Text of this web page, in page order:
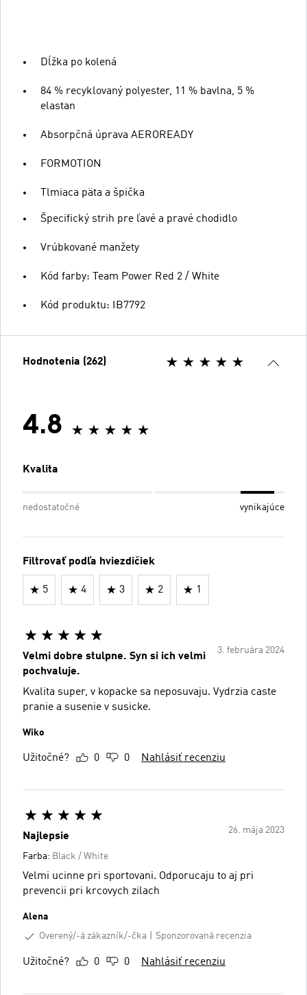
Dĺžka po kolená
84 % recyklovaný polyester, 11 % bavlna, 5 %
elastan
Absorpčná úprava AEROREADY
FORMOTION
Tlmiaca päta a špička
Špecifický strih pre ľavé a pravé chodidlo
Vrúbkované manžety
Kód farby: Team Power Red 2 / White
Kód produktu: IB7792
Hodnotenia (262)
4.8
Kvalita
nedostatočné vynikajúce
Filtrovať podľa hviezdičiek
5 4 3 2 1
3. februára 2024
Velmi dobre stulpne. Syn si ich velmi
pochvaluje.
Kvalita super, v kopacke sa neposuvaju. Vydrzia caste
pranie a susenie v susicke.
Wiko
Užitočné? 0 0 Nahlásiť recenziu
26. mája 2023
Najlepsie
Farba: Black / White
Velmi ucinne pri sportovani. Odporucaju to aj pri
prevencii pri krcovych zilach
Alena
Overený/-á zákazník/-čka
Sponzorovaná recenzia
Užitočné? 0 0 Nahlásiť recenziu